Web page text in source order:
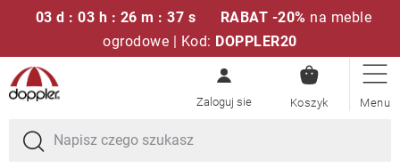
03 d : 03 h : 26 m : 37 s RABAT -20% na meble
ogrodowe | Kod: DOPPLER20
Przejść
do
treści
KOSZYK
Zestawy sof
Parasole ogrodowe